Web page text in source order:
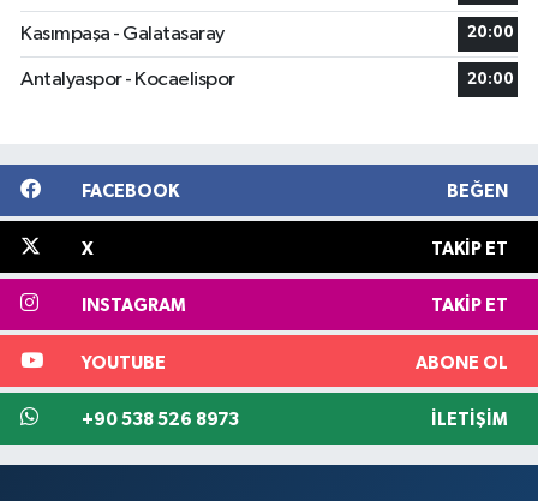
Kasımpaşa - Galatasaray 20:00
Antalyaspor - Kocaelispor 20:00
FACEBOOK BEĞEN
X TAKIP ET
INSTAGRAM TAKIP ET
YOUTUBE ABONE OL
+90 538 526 8973 İLETIŞIM